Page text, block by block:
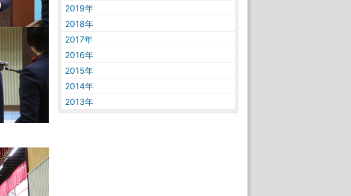
2019年
2018年
2017年
2016年
2015年
2014年
2013年